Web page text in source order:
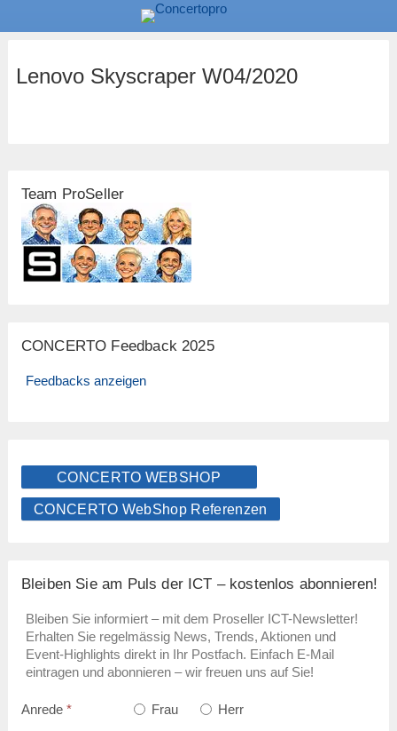
Lenovo Skyscraper W04/2020
Team ProSeller
CONCERTO Feedback 2025
Feedbacks anzeigen
CONCERTO WEBSHOP
CONCERTO WebShop Referenzen
Bleiben Sie am Puls der ICT – kostenlos abonnieren!
Bleiben Sie informiert – mit dem Proseller ICT-Newsletter!
Erhalten Sie regelmässig News, Trends, Aktionen und
Event-Highlights direkt in Ihr Postfach. Einfach E-Mail
eintragen und abonnieren – wir freuen uns auf Sie!
Anrede * Frau Herr